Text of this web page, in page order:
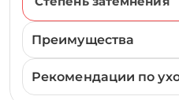
Преимущества
Рекомендации по